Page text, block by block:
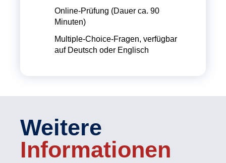
Online-Prüfung (Dauer ca. 90
Minuten)
Multiple-Choice-Fragen, verfügbar
auf Deutsch oder Englisch
Weitere
Informationen